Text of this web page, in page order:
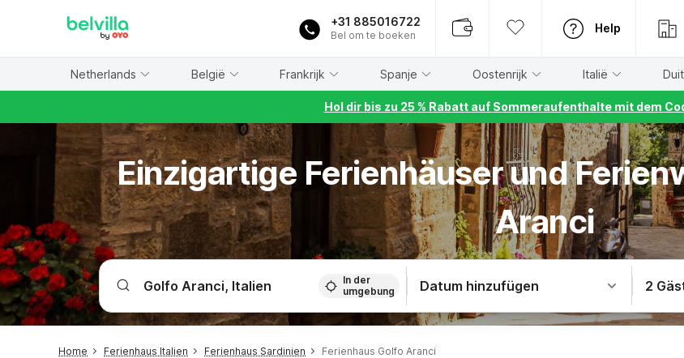
+31 885016722
Bel om te boeken
Help
Netherlands België Frankrijk Spanje Oostenrijk Italië
Hol dir bis zu 25 % Rabatt auf Sommeraufenthalte mit dem
Einzigartige Ferienhäuser und
Aranci
In der
umgebung
Datum hinzufügen 2
Home Ferienhaus Italien Ferienhaus Sardinien Ferienhaus Golfo Aranci